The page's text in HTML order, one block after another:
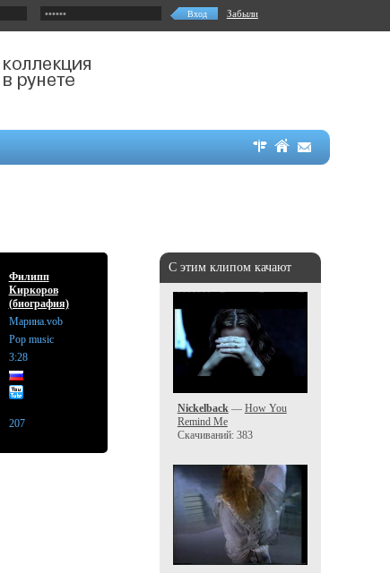
Забыли
С этим клипом качают
Nickelback — How You
Remind Me
Скачиваний: 383
Филипп
Киркоров
(биография)
Марина.vob
Pop music
3:28
207